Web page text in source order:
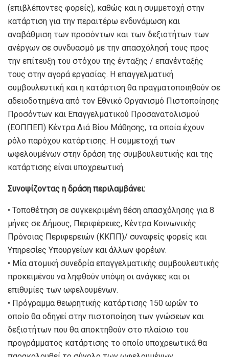
(επιβλέποντες φορείς), καθώς και η συμμετοχή στην
κατάρτιση για την περαιτέρω ενδυνάμωση και
αναβάθμιση των προσόντων και των δεξιοτήτων των
ανέργων σε συνδυασμό με την απασχόλησή τους προς
την επίτευξη του στόχου της ένταξης / επανένταξής
τους στην αγορά εργασίας. Η επαγγελματική
συμβουλευτική και η κατάρτιση θα πραγματοποιηθούν σε
αδειοδοτημένα από τον Εθνικό Οργανισμό Πιστοποίησης
Προσόντων και Επαγγελματικού Προσανατολισμού
(ΕΟΠΠΕΠ) Κέντρα Διά Βίου Μάθησης, τα οποία έχουν
ρόλο παρόχου κατάρτισης. Η συμμετοχή των
ωφελουμένων στην δράση της συμβουλευτικής και της
κατάρτισης είναι υποχρεωτική.
Συνοψίζοντας η δράση περιλαμβάνει:
• Τοποθέτηση σε συγκεκριμένη θέση απασχόλησης για 8
μήνες σε Δήμους, Περιφέρειες, Κέντρα Κοινωνικής
Πρόνοιας Περιφερειών (ΚΚΠΠ)/ συναφείς φορείς και
Υπηρεσίες Υπουργείων και άλλων φορέων.
• Μία ατομική συνεδρία επαγγελματικής συμβουλευτικής
προκειμένου να ληφθούν υπόψη οι ανάγκες και οι
επιθυμίες των ωφελουμένων.
• Πρόγραμμα θεωρητικής κατάρτισης 150 ωρών το
οποίο θα οδηγεί στην πιστοποίηση των γνώσεων και
δεξιοτήτων που θα αποκτηθούν στο πλαίσιο του
προγράμματος κατάρτισης το οποίο υποχρεωτικά θα